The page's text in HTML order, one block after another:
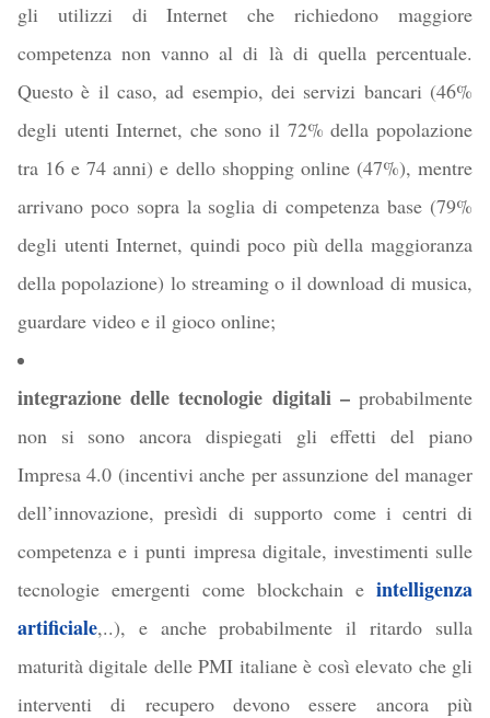
gli utilizzi di Internet che richiedono maggiore
competenza non vanno al di là di quella percentuale.
Questo è il caso, ad esempio, dei servizi bancari (46%
degli utenti Internet, che sono il 72% della popolazione
tra 16 e 74 anni) e dello shopping online (47%), mentre
arrivano poco sopra la soglia di competenza base (79%
degli utenti Internet, quindi poco più della maggioranza
della popolazione) lo streaming o il download di musica,
guardare video e il gioco online;
integrazione delle tecnologie digitali –probabilmente
non si sono ancora dispiegati gli effetti del piano
Impresa 4.0 (incentivi anche per assunzione del manager
dell’innovazione, presìdi di supporto come i centri di
competenza e i punti impresa digitale, investimenti sulle
tecnologie emergenti come blockchain e intelligenza
artificiale,..), e anche probabilmente il ritardo sulla
maturità digitale delle PMI italiane è così elevato che gli
interventi di recupero devono essere ancora più